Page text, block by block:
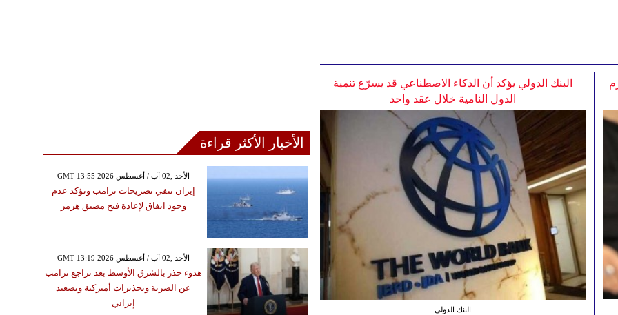
البنك الدولي يؤكد أن الذكاء الاصطناعي قد يسرّع تنمية
الدول النامية خلال عقد واحد
البنك الدولي
الأخبار الأكثر قراءة
GMT 13:55 2026 الأحد ,02 آب / أغسطس
إيران تنفي تصريحات ترامب وتؤكد عدم
وجود اتفاق لإعادة فتح مضيق هرمز
GMT 13:19 2026 الأحد ,02 آب / أغسطس
هدوء حذر بالشرق الأوسط بعد تراجع ترامب
عن الضربة وتحذيرات أميركية وتصعيد
إيراني